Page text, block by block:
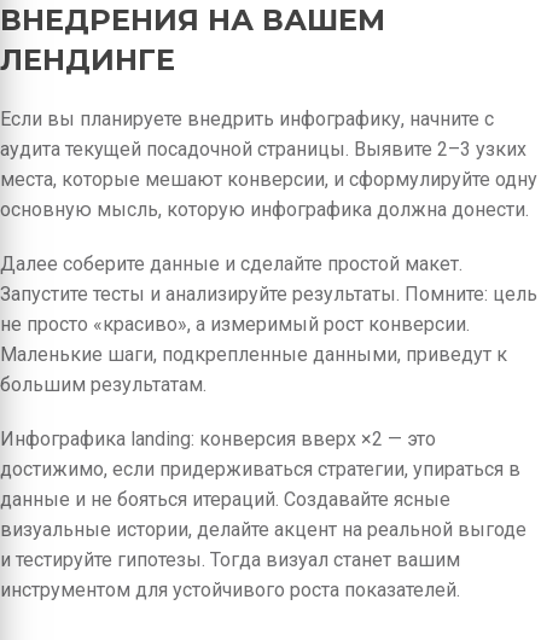
ВНЕДРЕНИЯ НА ВАШЕМ
ЛЕНДИНГЕ
Если вы планируете внедрить инфографику, начните с
аудита текущей посадочной страницы. Выявите 2–3 узких
места, которые мешают конверсии, и сформулируйте одну
основную мысль, которую инфографика должна донести.
Далее соберите данные и сделайте простой макет.
Запустите тесты и анализируйте результаты. Помните: цель
не просто «красиво», а измеримый рост конверсии.
Маленькие шаги, подкрепленные данными, приведут к
большим результатам.
Инфографика landing: конверсия вверх ×2 — это
достижимо, если придерживаться стратегии, упираться в
данные и не бояться итераций. Создавайте ясные
визуальные истории, делайте акцент на реальной выгоде
и тестируйте гипотезы. Тогда визуал станет вашим
инструментом для устойчивого роста показателей.